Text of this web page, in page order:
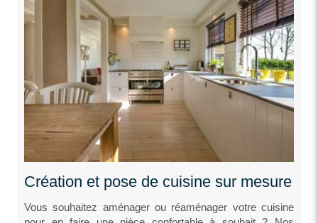
Création et pose de cuisine sur mesure
Vous souhaitez aménager ou réaménager votre cuisine